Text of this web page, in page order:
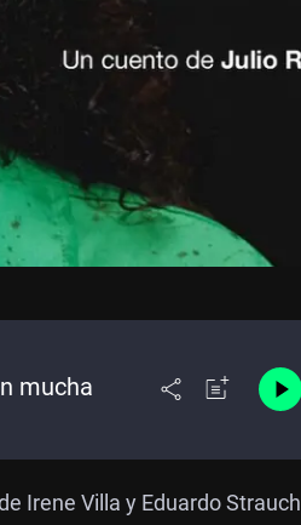
mucha
Irene Villa y Eduardo Strauch